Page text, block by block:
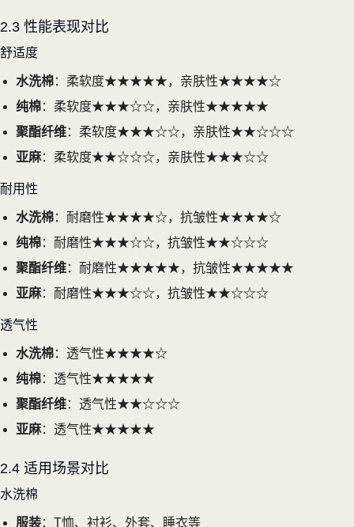
2.3 性能表现对比
舒适度
水洗棉：柔软度★★★★★，亲肤性★★★★☆
纯棉：柔软度★★★☆☆，亲肤性★★★★★
聚酯纤维：柔软度★★★☆☆，亲肤性★★☆☆☆
亚麻：柔软度★★☆☆☆，亲肤性★★★☆☆
耐用性
水洗棉：耐磨性★★★★☆，抗皱性★★★★☆
纯棉：耐磨性★★★☆☆，抗皱性★★☆☆☆
聚酯纤维：耐磨性★★★★★，抗皱性★★★★★
亚麻：耐磨性★★★☆☆，抗皱性★★☆☆☆
透气性
水洗棉：透气性★★★★☆
纯棉：透气性★★★★★
聚酯纤维：透气性★★☆☆☆
亚麻：透气性★★★★★
2.4 适用场景对比
水洗棉
服装：T恤、衬衫、外套、睡衣等